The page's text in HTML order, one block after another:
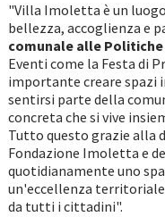
"Villa Imoletta è un
bellezza, accoglienza e
comunale alle
Eventi come la Festa di
importante creare spazi
sentirsi parte della
concreta che si vive
Tutto questo grazie alla
Fondazione Imoletta e
quotidianamente uno
un'eccellenza territoriale
da tutti i cittadini".